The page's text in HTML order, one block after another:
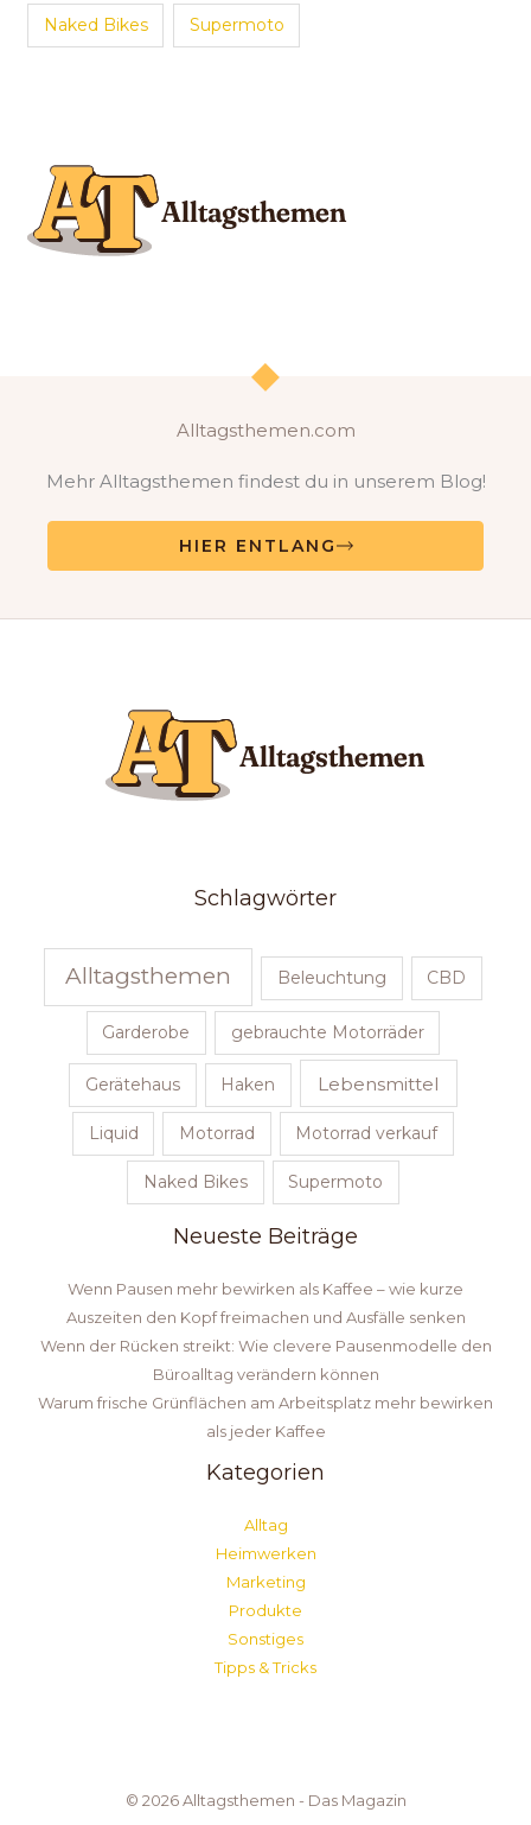
Naked Bikes Supermoto
Alltagsthemen.com
Mehr Alltagsthemen findest du in unserem Blog!
HIER ENTLANG
Schlagwörter
Alltagsthemen Beleuchtung CBD
Garderobe gebrauchte Motorräder
Gerätehaus Haken Lebensmittel
Liquid Motorrad Motorrad verkauf
Naked Bikes Supermoto
Neueste Beiträge
Wenn Pausen mehr bewirken als Kaffee – wie kurze
Auszeiten den Kopf freimachen und Ausfälle senken
Wenn der Rücken streikt: Wie clevere Pausenmodelle den
Büroalltag verändern können
Warum frische Grünflächen am Arbeitsplatz mehr bewirken
als jeder Kaffee
Kategorien
Alltag
Heimwerken
Marketing
Produkte
Sonstiges
Tipps & Tricks
© 2026 Alltagsthemen - Das Magazin